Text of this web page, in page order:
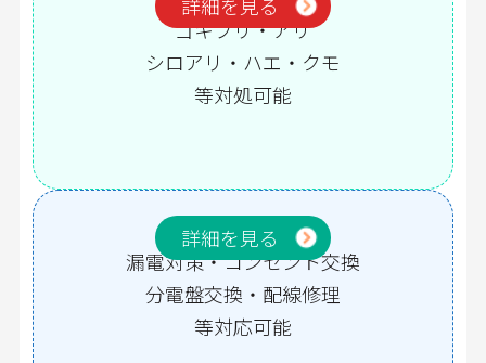
詳細を見る
ゴキブリ・アリ
シロアリ・ハエ・クモ
等対処可能
詳細を見る
漏電修理
漏電対策・コンセント交換
分電盤交換・配線修理
等対応可能